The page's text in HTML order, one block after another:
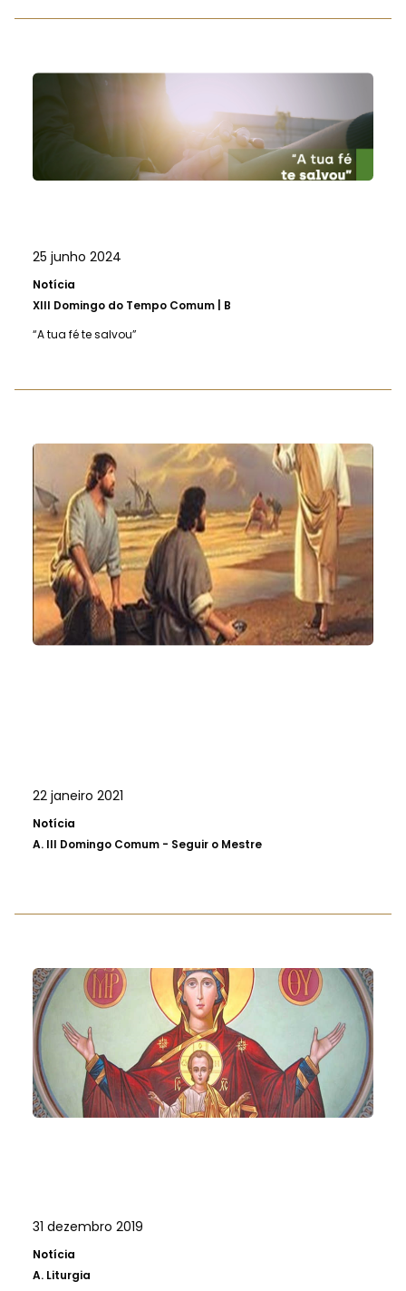
25 junho 2024
Notícia
XIII Domingo do Tempo Comum | B
“A tua fé te salvou”
22 janeiro 2021
Notícia
A. III Domingo Comum - Seguir o Mestre
31 dezembro 2019
Notícia
A. Liturgia